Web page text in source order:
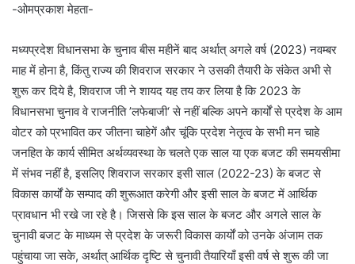
-ओमप्रकाश मेहता-
मध्यप्रदेश विधानसभा के चुनाव बीस महीनें बाद अर्थात् अगले वर्ष (2023) नवम्बर
माह में होना है, किंतु राज्य की शिवराज सरकार ने उसकी तैयारी के संकेत अभी से
शुरू कर दिये है, शिवराज जी ने शायद यह तय कर लिया है कि 2023 के
विधानसभा चुनाव वे राजनीति ’लफेबाजी‘ से नहीं बल्कि अपने कार्यों से प्रदेश के आम
वोटर को प्रभावित कर जीतना चाहेगें और चूंकि प्रदेश नेतृत्व के सभी मन चाहे
जनहित के कार्य सीमित अर्थव्यवस्था के चलते एक साल या एक बजट की समयसीमा
में संभव नहीं है, इसलिए शिवराज सरकार इसी साल (2022-23) के बजट से
विकास कार्यों के सम्पाद की शुरूआत करेगी और इसी साल के बजट में आर्थिक
प्रावधान भी रखे जा रहे है। जिससे कि इस साल के बजट और अगले साल के
चुनावी बजट के माध्यम से प्रदेश के जरूरी विकास कार्यों को उनके अंजाम तक
पहुंचाया जा सके, अर्थात् आर्थिक दृष्टि से चुनावी तैयारियाँ इसी वर्ष से शुरू की जा